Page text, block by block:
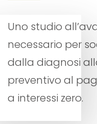
Uno studio
necessario per
dalla diagnosi
preventivo al
a interessi zero.